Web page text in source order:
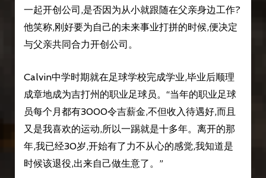
一起开创公司,是否因为从小就跟随在父亲身边工作?
他笑称,刚好要为自己的未来事业打拼的时候,便决定
与父亲共同合力开创公司。
Calvin中学时期就在足球学校完成学业,毕业后顺理
成章地成为吉打州的职业足球员。“当年的职业足球
员每个月都有3000令吉薪金,不但收入待遇好,而且
又是我喜欢的运动,所以一踢就是十多年。离开的那
年,我已经30岁,开始有了力不从心的感觉,我知道是
时候该退役,出来自己做生意了。”